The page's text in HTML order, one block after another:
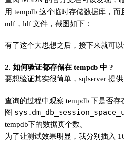
用 tempdb 这个临时存储数据库，而
ndf，ldf 文件，截图如下：
有了这个大思想之后，接下来就可以
2. 如何验证都存储在 tempdb 中 ?
要想验证其实很简单，sqlserver 提供
查询的过程中观察 tempdb 下是否存
图
tempdb下的数据页个数。
为了让测试效果明显，我分别插入